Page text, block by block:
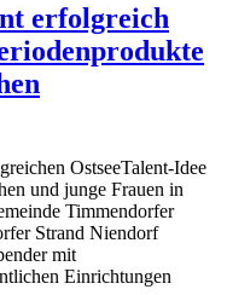
erfolgreich
OstseeTalent-Idee
und junge Frauen in
Timmendorfer
Strand Niendorf
mit
Einrichtungen